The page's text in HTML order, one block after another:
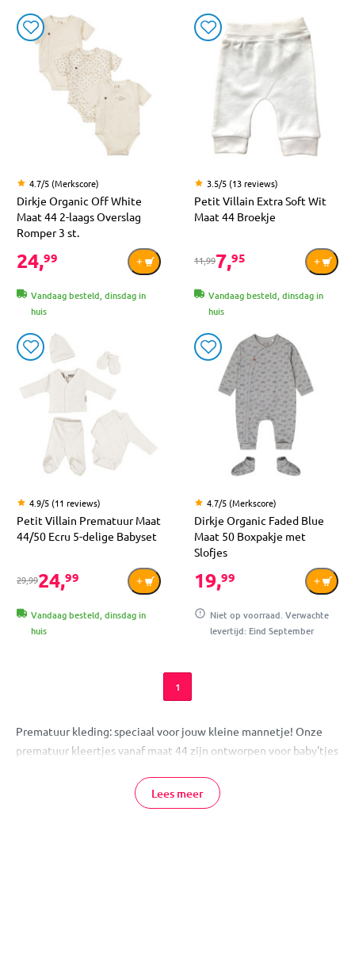
4.7/5 (Merkscore)
Dirkje Organic Off White
Maat 44 2-laags Overslag
Romper 3 st.
24,99
Vandaag besteld, dinsdag in
huis
3.5/5 (13 reviews)
Petit Villain Extra Soft Wit
Maat 44 Broekje
11,997,95
Vandaag besteld, dinsdag in
huis
4.9/5 (11 reviews)
Petit Villain Prematuur Maat
44/50 Ecru 5-delige Babyset
29,9924,99
Vandaag besteld, dinsdag in
huis
4.7/5 (Merkscore)
Dirkje Organic Faded Blue
Maat 50 Boxpakje met
Slofjes
19,99
Niet op voorraad. Verwachte
levertijd: Eind September
1
Prematuur kleding: speciaal voor jouw kleine mannetje! Onze
prematuur kleertjes vanaf maat 44 zijn ontworpen voor baby'tjes
Comfortabel en functioneel
Lees meer